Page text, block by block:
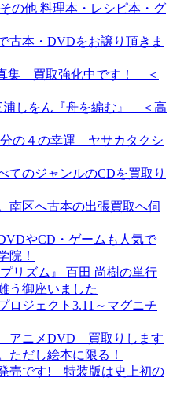
その他 料理本・レシピ本・グ
古本・DVDをお譲り頂きま
集 買取強化中です！ ＜
浦しをん『舟を編む』 ＜高
の４の幸運 ヤサカタクシ
てのジャンルのCDを買取り
南区へ古本の出張買取へ伺
やCD・ゲームも人気で
院！
リズム』 百田 尚樹の単行
う御座いました
ロジェクト3.11～マグニチ
アニメDVD 買取りします
ただし絵本に限る！
売です! 特装版は史上初の